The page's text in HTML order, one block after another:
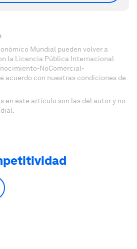
Mundial pueden volver a
la Licencia Pública Internacional
NoComercial-
acuerdo con nuestras condiciones de
en este artículo son las del autor y no